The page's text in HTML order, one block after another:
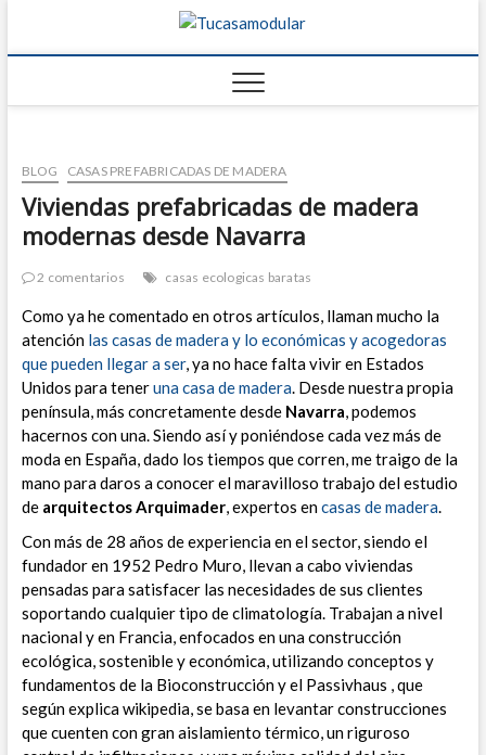
FABRICANTES DE
BLOG CASAS PREFABRICADAS DE MADERA
Viviendas prefabricadas de madera
modernas desde Navarra
2 comentarios casas ecologicas baratas
Como ya he comentado en otros artículos, llaman mucho la
atenciónlas casas de madera y lo económicas y acogedoras
que pueden llegar a ser, ya no hace falta vivir en Estados
Unidos para teneruna casa de madera. Desde nuestra propia
península, más concretamente desde Navarra, podemos
hacernos con una.Siendo así y poniéndose cada vez más de
moda en España, dado los tiempos que corren, me traigo de la
mano para daros a conocer el maravilloso trabajo del estudio
de arquitectos Arquimader, expertos encasas de madera.
Con más de 28 años de experiencia en el sector, siendo el
fundador en 1952 Pedro Muro, llevan a cabo viviendas
pensadas para satisfacer las necesidades de sus clientes
soportando cualquier tipo de climatología. Trabajan a nivel
nacional y en Francia, enfocados en una construcción
ecológica, sostenible y económica, utilizando conceptos y
fundamentos de la Bioconstrucción y el Passivhaus , que
según explica wikipedia, se basa en levantar construcciones
que cuenten con gran aislamiento térmico, un riguroso